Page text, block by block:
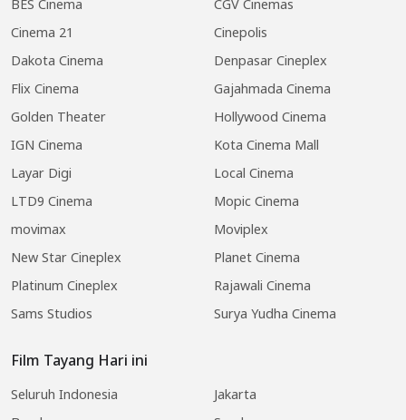
BES Cinema
CGV Cinemas
Cinema 21
Cinepolis
Dakota Cinema
Denpasar Cineplex
Flix Cinema
Gajahmada Cinema
Golden Theater
Hollywood Cinema
IGN Cinema
Kota Cinema Mall
Layar Digi
Local Cinema
LTD9 Cinema
Mopic Cinema
movimax
Moviplex
New Star Cineplex
Planet Cinema
Platinum Cineplex
Rajawali Cinema
Sams Studios
Surya Yudha Cinema
Film Tayang Hari ini
Seluruh Indonesia
Jakarta